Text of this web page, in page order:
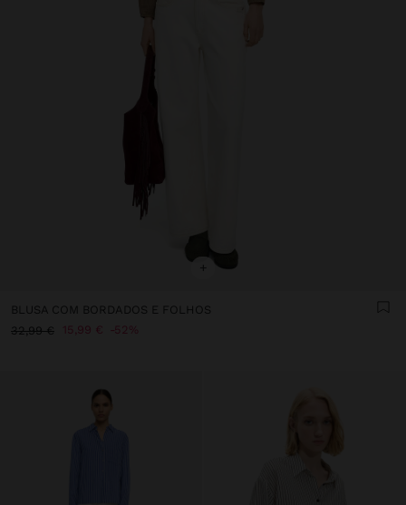
+
BLUSA COM BORDADOS E FOLHOS
32,99 €
15,99 € 52%